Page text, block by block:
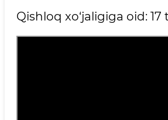
Qishloq xo‘jaligiga oid: 17